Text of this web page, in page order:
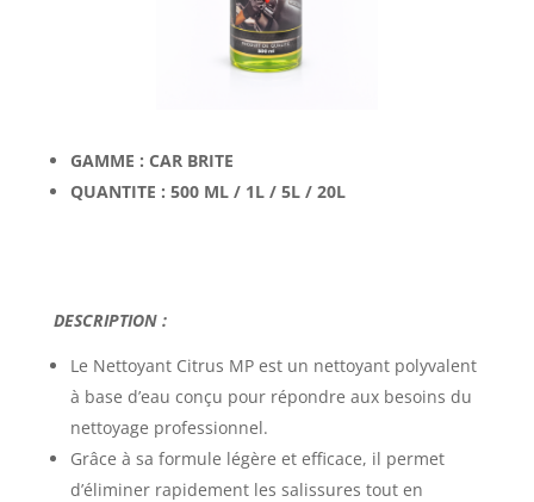
GAMME : CAR BRITE
QUANTITE : 500 ML / 1L / 5L / 20L
DESCRIPTION :
Le Nettoyant Citrus MPest un nettoyant polyvalent
à base d’eau conçu pour répondre aux besoins du
nettoyage professionnel.
Grâce à sa formule légère et efficace, il permet
d’éliminer rapidement les salissures tout en